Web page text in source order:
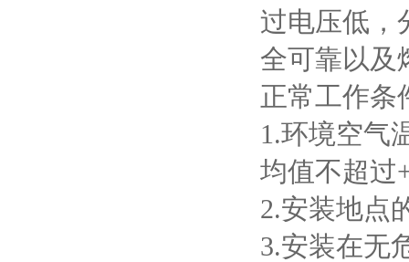
过电压低，
全可靠以及
正常工作条
1.环境空气
均值不超过
2.安装地点
3.安装在无